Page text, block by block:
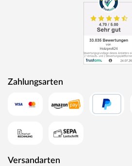
Zahlungsarten
Versandarten